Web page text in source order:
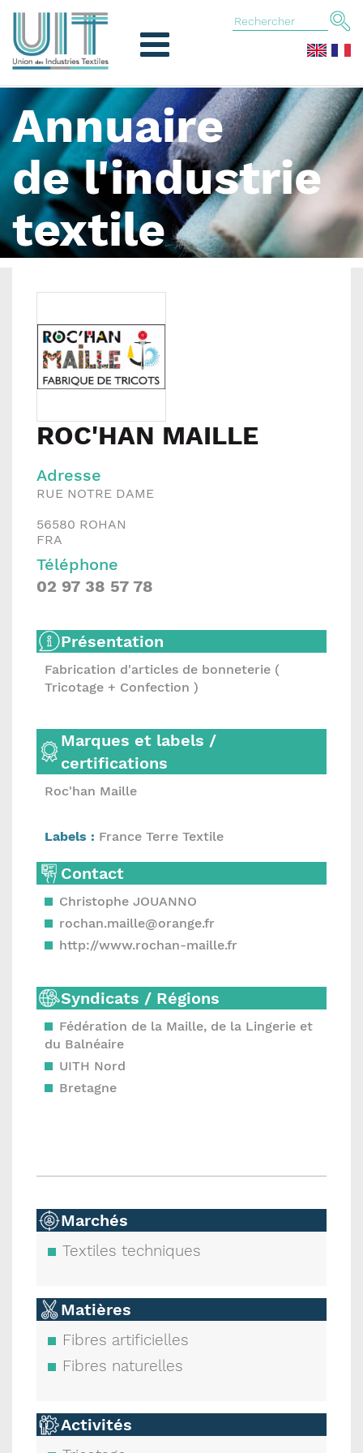
Annuaire
de l'industrie
textile
ROC'HAN MAILLE
Adresse
RUE NOTRE DAME
56580 ROHAN
FRA
Téléphone
02 97 38 57 78
Présentation
Fabrication d'articles de bonneterie (
Tricotage + Confection )
Marques et labels /
certifications
Roc'han Maille
Labels : France Terre Textile
Contact
Christophe JOUANNO
rochan.maille@orange.fr
http://www.rochan-maille.fr
Syndicats / Régions
Fédération de la Maille, de la Lingerie et
du Balnéaire
UITH Nord
Bretagne
Marchés
Textiles techniques
Matières
Fibres artificielles
Fibres naturelles
Activités